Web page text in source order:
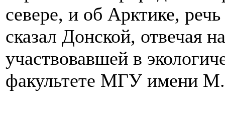
севере, и об Арктике,
сказал Донской, отвечая
участвовавшей в
факультете МГУ имени